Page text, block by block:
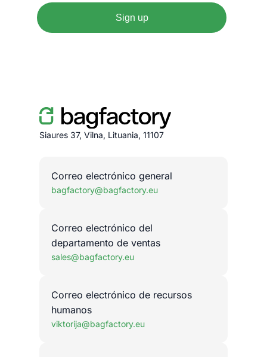
Sign up
Siaures 37, Vilna, Lituania, 11107
Correo electrónico general
bagfactory@bagfactory.eu
Correo electrónico del
departamento de ventas
sales@bagfactory.eu
Correo electrónico de recursos
humanos
viktorija@bagfactory.eu